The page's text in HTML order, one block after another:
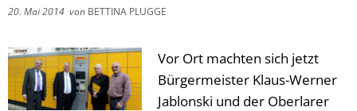
20. Mai 2014 von BETTINA PLUGGE
Vor Ort machten sich jetzt
Bürgermeister Klaus-Werner
Jablonski und der Oberlarer